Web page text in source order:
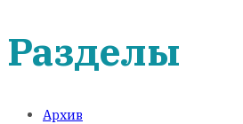
Разделы
Архив